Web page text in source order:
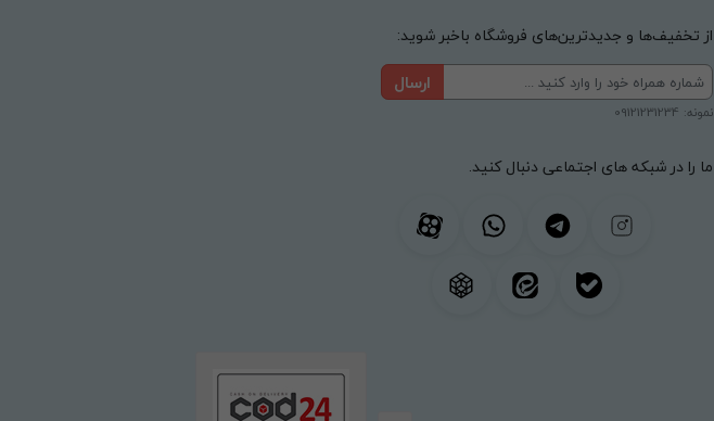
از تخفیف‌ها و جدیدترین‌های فروشگاه باخبر شوید:
ارسال
نمونه: 09121231234
ما را در شبکه های اجتماعی دنبال کنید.